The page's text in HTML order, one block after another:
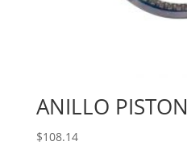
ANILLO PISTON
$108.14